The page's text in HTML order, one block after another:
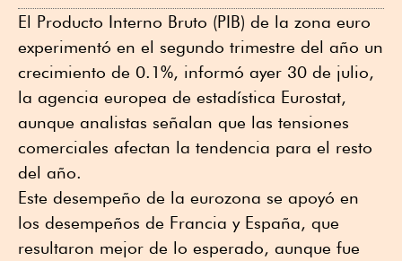
El Producto Interno Bruto (PIB) de la zona euro
experimentó en el segundo trimestre del año un
crecimiento de 0.1%, informó ayer 30 de julio,
la agencia europea de estadística Eurostat,
aunque analistas señalan que las tensiones
comerciales afectan la tendencia para el resto
del año.
Este desempeño de la eurozona se apoyó en
los desempeños de Francia y España, que
resultaron mejor de lo esperado, aunque fue